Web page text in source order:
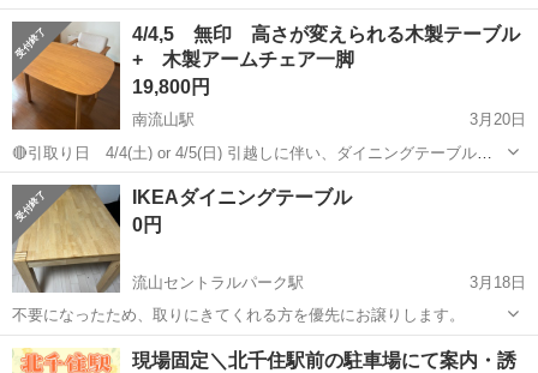
4/4,5 無印 高さが変えられる木製テーブル
+ 木製アームチェア一脚
19,800円
南流山駅
3月20日
🔴引取り日 4/4(土) or 4/5(日) 引越しに伴い、ダイニングテーブルと
チェア一脚が不要になりました。まだ使えると思いますので、中古品
にご理解のある方にお引き取りいただければと思います。 使用期間は
2025年10...
千葉 流山市 南流山駅 テーブル
IKEAダイニングテーブル
0円
流山セントラルパーク駅
3月18日
不要になったため、取りにきてくれる方を優先にお譲りします。
千葉 流山市 流山セントラルパーク駅 テーブル
現場固定＼北千住駅前の駐車場にて案内・誘